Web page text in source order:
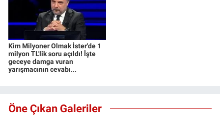
Kim Milyoner Olmak İster'de 1
milyon TL'lik soru açıldı! İşte
geceye damga vuran
yarışmacının cevabı...
Öne Çıkan Galeriler